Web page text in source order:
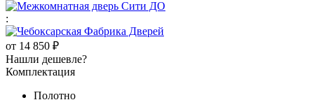
:
от 14 850 ₽
Нашли дешевле?
Комплектация
Полотно